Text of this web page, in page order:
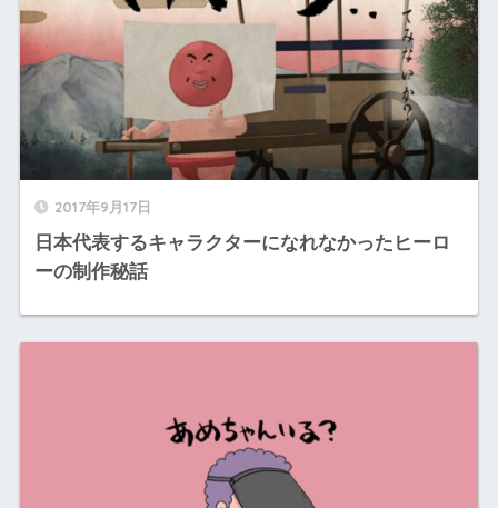
2017年9月17日
日本代表するキャラクターになれなかったヒーロ
ーの制作秘話